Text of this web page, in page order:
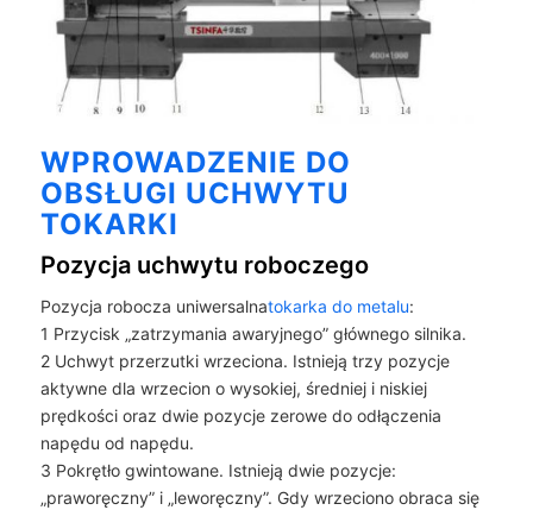
WPROWADZENIE DO
OBSŁUGI UCHWYTU
TOKARKI
Pozycja uchwytu roboczego
Pozycja robocza uniwersalnatokarka do metalu:
1 Przycisk „zatrzymania awaryjnego” głównego silnika.
2 Uchwyt przerzutki wrzeciona. Istnieją trzy pozycje
aktywne dla wrzecion o wysokiej, średniej i niskiej
prędkości oraz dwie pozycje zerowe do odłączenia
napędu od napędu.
3 Pokrętło gwintowane. Istnieją dwie pozycje:
„praworęczny” i „leworęczny”. Gdy wrzeciono obraca się